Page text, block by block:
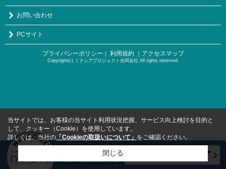
お問い合わせ
PCサイト
プライバシーポリシー ｜ 利用規約 ｜アクセスマップ
Copyright(c) ミナシアプロジェクト合同会社 All rights reserved.
当サイトでは、お客様の当サイト利用状況把握、サービス向上検討を目的と
して、クッキー（Cookie）を使用しています。
詳しくは、当社の 「Cookieの取扱いについて」 をご確認ください。
閉じる